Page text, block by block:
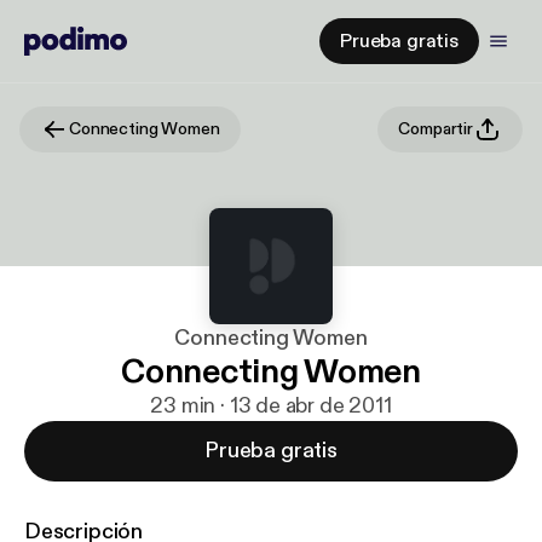
Prueba gratis
Connecting Women Compartir
Connecting Women
Connecting Women
23 min · 13 de abr de 2011
Prueba gratis
Descripción